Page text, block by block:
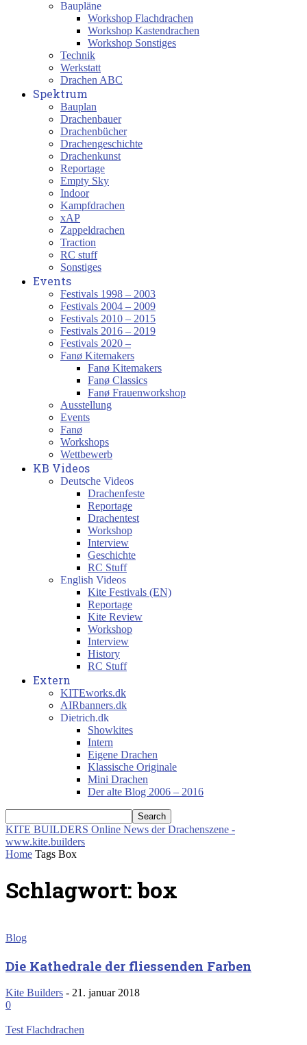
Baupläne
Workshop Flachdrachen
Workshop Kastendrachen
Workshop Sonstiges
Technik
Werkstatt
Drachen ABC
Spektrum
Bauplan
Drachenbauer
Drachenbücher
Drachengeschichte
Drachenkunst
Reportage
Empty Sky
Indoor
Kampfdrachen
xAP
Zappeldrachen
Traction
RC stuff
Sonstiges
Events
Festivals 1998 – 2003
Festivals 2004 – 2009
Festivals 2010 – 2015
Festivals 2016 – 2019
Festivals 2020 –
Fanø Kitemakers
Fanø Kitemakers
Fanø Classics
Fanø Frauenworkshop
Ausstellung
Events
Fanø
Workshops
Wettbewerb
KB Videos
Deutsche Videos
Drachenfeste
Reportage
Drachentest
Workshop
Interview
Geschichte
RC Stuff
English Videos
Kite Festivals (EN)
Reportage
Kite Review
Workshop
Interview
History
RC Stuff
Extern
KITEworks.dk
AIRbanners.dk
Dietrich.dk
Showkites
Intern
Eigene Drachen
Klassische Originale
Mini Drachen
Der alte Blog 2006 – 2016
KITE BUILDERS Online News der Drachenszene -
www.kite.builders
Home Tags Box
Schlagwort: box
Blog
Die Kathedrale der fliessenden Farben
Kite Builders - 21. januar 2018
0
Test Flachdrachen